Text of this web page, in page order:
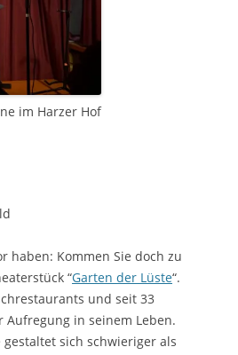
im Harzer Hof
haben: Kommen Sie doch zu
“Garten der Lüste“.
und seit 33
in seinem Leben.
gestaltet sich schwieriger als